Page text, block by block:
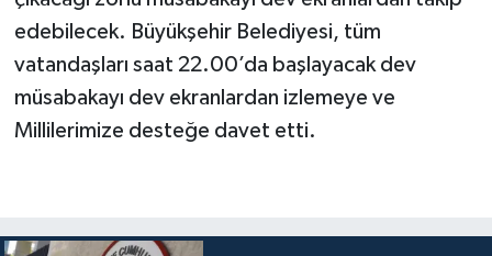
edebilecek. Büyükşehir Belediyesi, tüm
vatandaşları saat 22.00’da başlayacak dev
müsabakayı dev ekranlardan izlemeye ve
Millilerimize desteğe davet etti.